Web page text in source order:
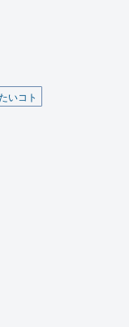
いコト